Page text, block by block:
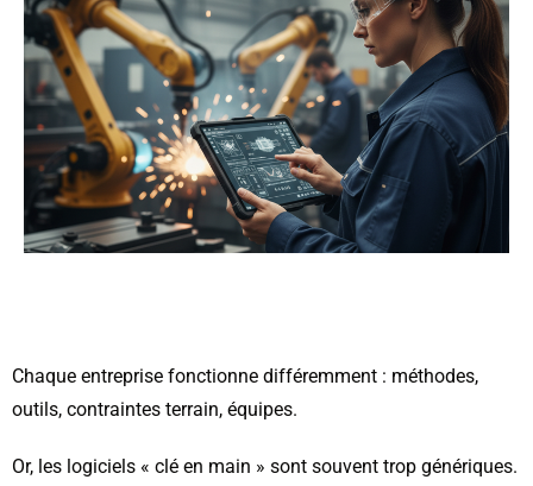
Chaque entreprise fonctionne différemment : méthodes,
outils, contraintes terrain, équipes.
Or, les logiciels « clé en main » sont souvent trop génériques.